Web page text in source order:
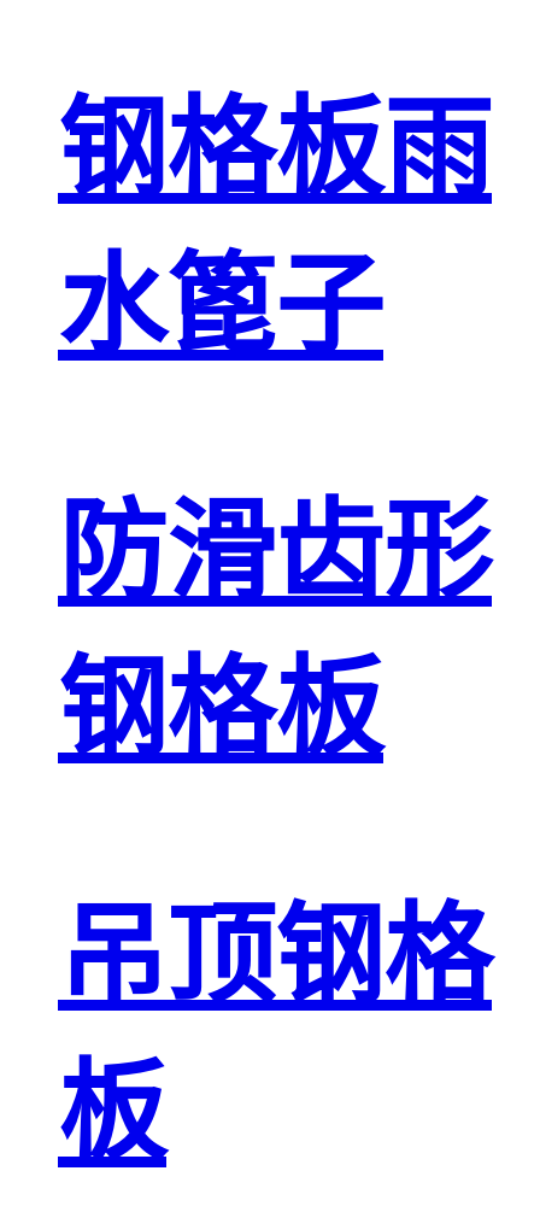
钢格板雨
水篦子
防滑齿形
钢格板
吊顶钢格
板